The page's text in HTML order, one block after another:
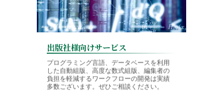
プログラミング言語、データベースを利用
した自動組版、高度な数式組版、編集者の
負担を軽減するワークフローの開発は実績
多数ございます。ぜひご相談ください。
出版社様向けサービス